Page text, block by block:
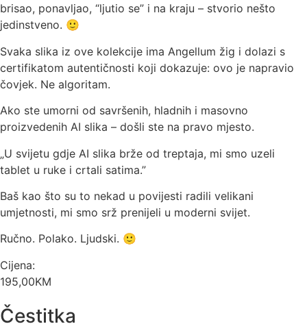
brisao, ponavljao, “ljutio se” i na kraju – stvorio nešto
jedinstveno. 🙂
Svaka slika iz ove kolekcije ima Angellum žig i dolazi s
certifikatom autentičnosti koji dokazuje: ovo je napravio
čovjek. Ne algoritam.
Ako ste umorni od savršenih, hladnih i masovno
proizvedenih AI slika – došli ste na pravo mjesto.
„U svijetu gdje AI slika brže od treptaja, mi smo uzeli
tablet u ruke i crtali satima.”
Baš kao što su to nekad u povijesti radili velikani
umjetnosti, mi smo srž prenijeli u moderni svijet.
Ručno. Polako. Ljudski. 🙂
Cijena:
195,00KM
Čestitka